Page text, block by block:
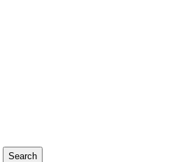
Search